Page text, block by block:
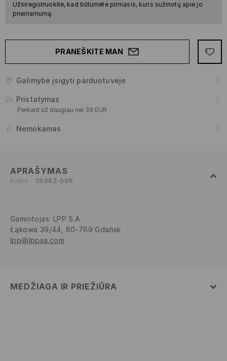
Užsiregistruokite, kad būtumėte pirmasis, kuris sužinotų apie jo
prieinamumą.
PRANEŠKITE MAN
Galimybė įsigyti parduotuvėje
Pristatymas
Perkant už daugiau nei 39 EUR
Nemokamas
APRAŠYMAS
Index 0098Z-99X
Gamintojas: LPP S.A.
Łąkowa 39/44, 80-769 Gdańsk
lpp@lppsa.com
MEDŽIAGA IR PRIEŽIŪRA